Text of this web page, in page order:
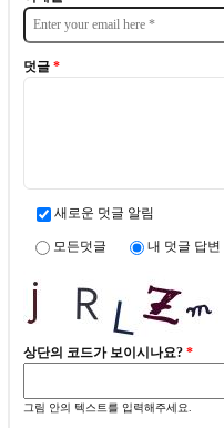
덧글 *
새로운 덧글 알림
모든덧글 내 덧글 답변
상단의 코드가 보이시나요? *
그림 안의 텍스트를 입력해주세요.